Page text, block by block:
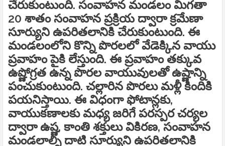
చేరుకుంటుంది. సంవాహన మండలం మిగతా
20 శాతం సంవాహన ప్రక్రియ ద్వారా క్రమేణా
సూర్యుని ఉపరితలానికి చేరుకుంటుంది. ఈ
మండలంలోని కొన్ని పొరలలో వేడెక్కిన వాయు
ప్రవాహం పైకి లేస్తుంది. ఈ ప్రవాహం తక్కువ
ఉష్ణోగ్రత ఉన్న పొరల వాయువులతో ఉష్ణాన్ని
పంచుకుంటుంది. చల్లారిన పొరలు మళ్లీ కిందికి
పయనిస్తాయి. ఈ విధంగా ఫోటాన్లకు,
వాయుకణాలకు మధ్య జరిగే పరస్పర చర్యల
ద్వారా ఉష్ణ, కాంతి శక్తులు వికిరణ, సంవాహన
మండలాల్ని దాటి సూర్యుని ఉపరితలానికి